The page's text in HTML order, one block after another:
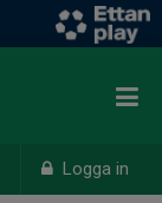
Logga in